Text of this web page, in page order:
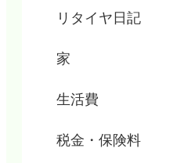
リタイヤ日記
家
生活費
税金・保険料